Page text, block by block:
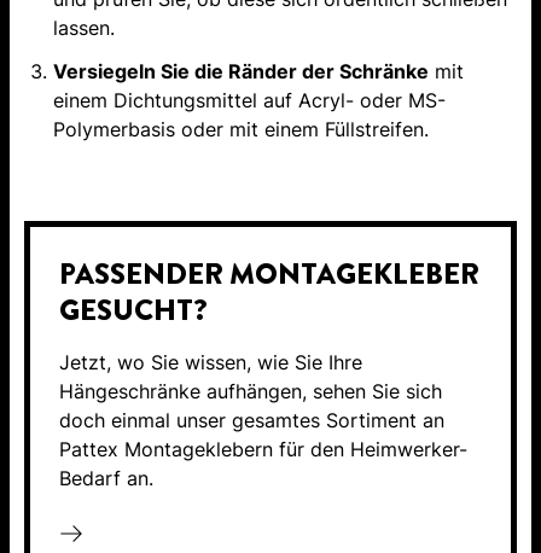
lassen.
Versiegeln Sie die Ränder der Schränke mit
einem Dichtungsmittel auf Acryl- oder MS-
Polymerbasis oder mit einem Füllstreifen.
PASSENDER MONTAGEKLEBER
GESUCHT?
Jetzt, wo Sie wissen, wie Sie Ihre
Hängeschränke aufhängen, sehen Sie sich
doch einmal unser gesamtes Sortiment an
Pattex Montageklebern für den Heimwerker-
Bedarf an.